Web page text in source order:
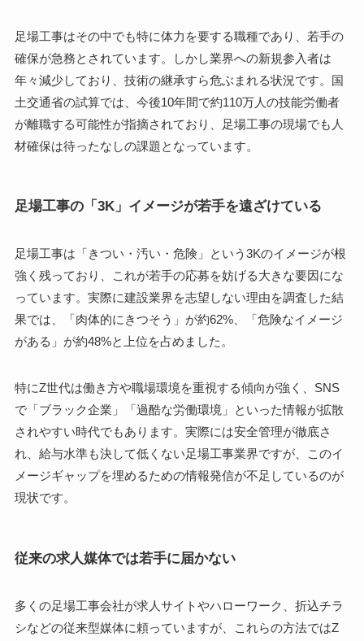
足場工事はその中でも特に体力を要する職種であり、若手の
確保が急務とされています。しかし業界への新規参入者は
年々減少しており、技術の継承すら危ぶまれる状況です。国
土交通省の試算では、今後10年間で約110万人の技能労働者
が離職する可能性が指摘されており、足場工事の現場でも人
材確保は待ったなしの課題となっています。
足場工事の「3K」イメージが若手を遠ざけている
足場工事は「きつい・汚い・危険」という3Kのイメージが根
強く残っており、これが若手の応募を妨げる大きな要因にな
っています。実際に建設業界を志望しない理由を調査した結
果では、「肉体的にきつそう」が約62%、「危険なイメージ
がある」が約48%と上位を占めました。
特にZ世代は働き方や職場環境を重視する傾向が強く、SNS
で「ブラック企業」「過酷な労働環境」といった情報が拡散
されやすい時代でもあります。実際には安全管理が徹底さ
れ、給与水準も決して低くない足場工事業界ですが、このイ
メージギャップを埋めるための情報発信が不足しているのが
現状です。
従来の求人媒体では若手に届かない
多くの足場工事会社が求人サイトやハローワーク、折込チラ
シなどの従来型媒体に頼っていますが、これらの方法ではZ